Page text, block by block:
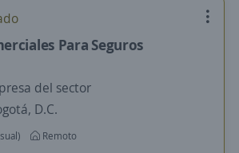
Para Seguros
del sector
D.C.
Remoto